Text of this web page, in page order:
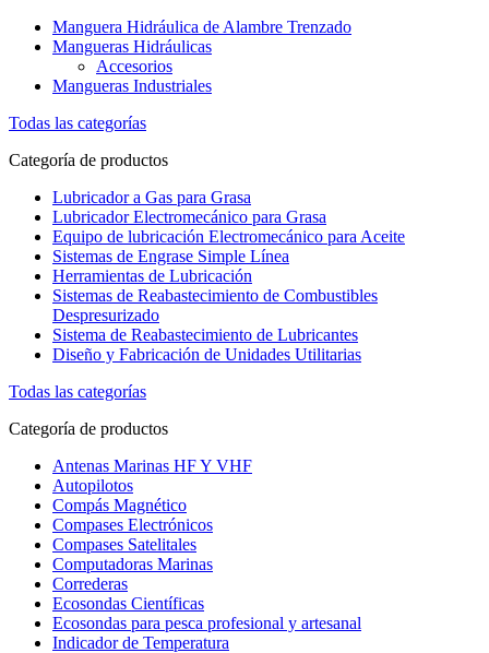
Manguera Hidráulica de Alambre Trenzado
Mangueras Hidráulicas
Accesorios
Mangueras Industriales
Todas las categorías
Categoría de productos
Lubricador a Gas para Grasa
Lubricador Electromecánico para Grasa
Equipo de lubricación Electromecánico para Aceite
Sistemas de Engrase Simple Línea
Herramientas de Lubricación
Sistemas de Reabastecimiento de Combustibles
Despresurizado
Sistema de Reabastecimiento de Lubricantes
Diseño y Fabricación de Unidades Utilitarias
Todas las categorías
Categoría de productos
Antenas Marinas HF Y VHF
Autopilotos
Compás Magnético
Compases Electrónicos
Compases Satelitales
Computadoras Marinas
Correderas
Ecosondas Científicas
Ecosondas para pesca profesional y artesanal
Indicador de Temperatura